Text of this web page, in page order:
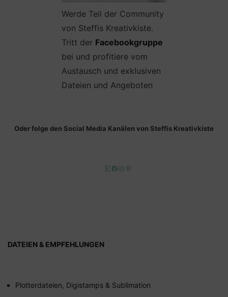
Werde Teil der Community
von Steffis Kreativkiste.
Tritt der Facebookgruppe
bei und profitiere vom
Austausch und exklusiven
Dateien und Angeboten
Oder folge den Social Media Kanälen von Steffis Kreativkiste
EtsyFacebook
Instagram
DATEIEN & EMPFEHLUNGEN
Plotterdateien, Digistamps & Sublimation